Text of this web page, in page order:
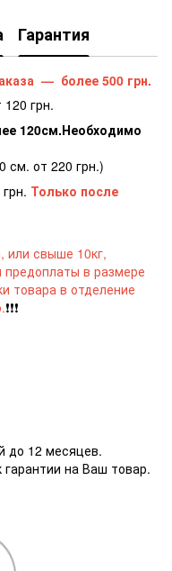
Гарантия
— более 500 грн.
грн.
120см.Необходимо
см. от 220 грн.)
Только после
или свыше 10кг,
предоплаты в размере
товара в отделение
❗️❗️❗️
до 12 месяцев.
на Ваш товар.